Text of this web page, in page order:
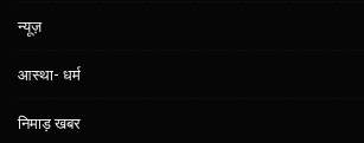
न्यूज़
आस्था- धर्म
निमाड़ खबर